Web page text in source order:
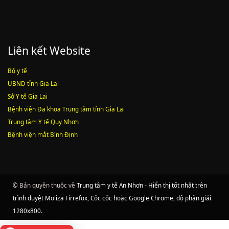
Liên kết Website
Bộ y tế
UBND tỉnh Gia Lai
Sở Y tế Gia Lai
Bệnh viện Đa khoa Trung tâm tỉnh Gia Lai
Trung tâm Y tế Quy Nhơn
Bệnh viện mắt Bình Định
© Bản quyền thuộc về Trung tâm y tế An Nhơn - Hiển thị tốt nhất trên
trình duyệt Moliza Firrefox, Cốc cốc hoặc Google Chrome, độ phân giải
1280x800.